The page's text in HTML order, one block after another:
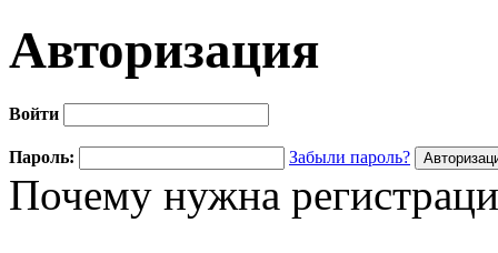
Авторизация
Войти
Пароль: Забыли пароль?
Почему нужна